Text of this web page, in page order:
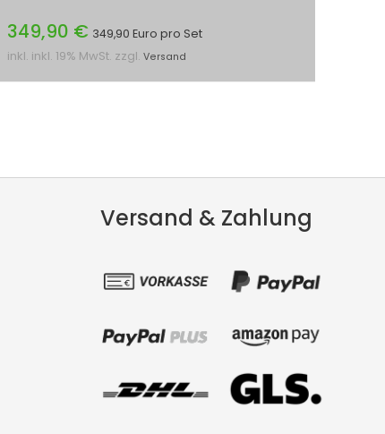
349,90 € 349,90 Euro pro Set
inkl. inkl. 19% MwSt. zzgl. Versand
Versand & Zahlung